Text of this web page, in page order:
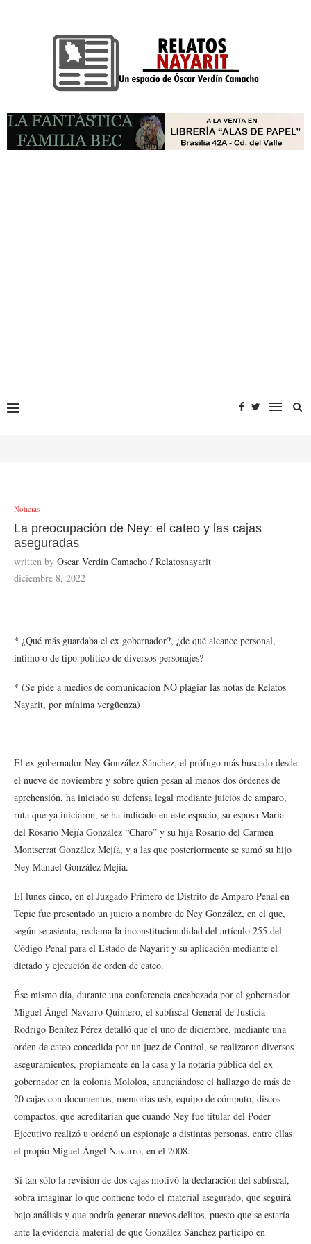
Noticias
La preocupación de Ney: el cateo y las cajas
aseguradas
written by Óscar Verdín Camacho / Relatosnayarit
diciembre 8, 2022
* ¿Qué más guardaba el ex gobernador?, ¿de qué alcance personal,
íntimo o de tipo político de diversos personajes?
* (Se pide a medios de comunicación NO plagiar las notas de Relatos
Nayarit, por mínima vergüenza)
El ex gobernador Ney González Sánchez, el prófugo más buscado desde
el nueve de noviembre y sobre quien pesan al menos dos órdenes de
aprehensión, ha iniciado su defensa legal mediante juicios de amparo,
ruta que ya iniciaron, se ha indicado en este espacio, su esposa María
del Rosario Mejía González “Charo” y su hija Rosario del Carmen
Montserrat González Mejía, y a las que posteriormente se sumó su hijo
Ney Manuel González Mejía.
El lunes cinco, en el Juzgado Primero de Distrito de Amparo Penal en
Tepic fue presentado un juicio a nombre de Ney González, en el que,
según se asienta, reclama la inconstitucionalidad del artículo 255 del
Código Penal para el Estado de Nayarit y su aplicación mediante el
dictado y ejecución de orden de cateo.
Ése mismo día, durante una conferencia encabezada por el gobernador
Miguel Ángel Navarro Quintero, el subfiscal General de Justicia
Rodrigo Benítez Pérez detalló que el uno de diciembre, mediante una
orden de cateo concedida por un juez de Control, se realizaron diversos
aseguramientos, propiamente en la casa y la notaría pública del ex
gobernador en la colonia Mololoa, anunciándose el hallazgo de más de
20 cajas con documentos, memorias usb, equipo de cómputo, discos
compactos, que acreditarían que cuando Ney fue titular del Poder
Ejecutivo realizó u ordenó un espionaje a distintas personas, entre ellas
el propio Miguel Ángel Navarro, en el 2008.
Si tan sólo la revisión de dos cajas motivó la declaración del subfiscal,
sobra imaginar lo que contiene todo el material asegurado, que seguirá
bajo análisis y que podría generar nuevos delitos, puesto que se estaría
ante la evidencia material de que González Sánchez participó en